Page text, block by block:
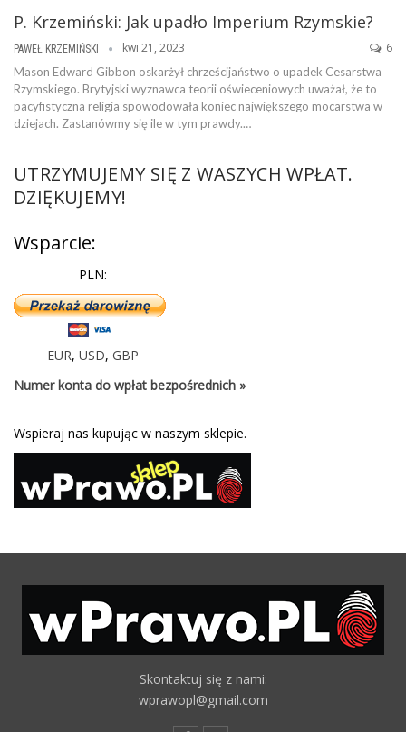
P. Krzemiński: Jak upadło Imperium Rzymskie?
PAWEŁ KRZEMIŃSKI kwi 21, 2023 6
Mason Edward Gibbon oskarżył chrześcijaństwo o upadek Cesarstwa
Rzymskiego. Brytyjski wyznawca teorii oświeceniowych uważał, że to
pacyfistyczna religia spowodowała koniec największego mocarstwa w
dziejach. Zastanówmy się ile w tym prawdy.…
UTRZYMUJEMY SIĘ Z WASZYCH WPŁAT.
DZIĘKUJEMY!
Wsparcie:
PLN:
EUR, USD, GBP
Numer konta do wpłat bezpośrednich »
Wspieraj nas kupując w naszym sklepie.
Skontaktuj się z nami:
wprawopl@gmail.com